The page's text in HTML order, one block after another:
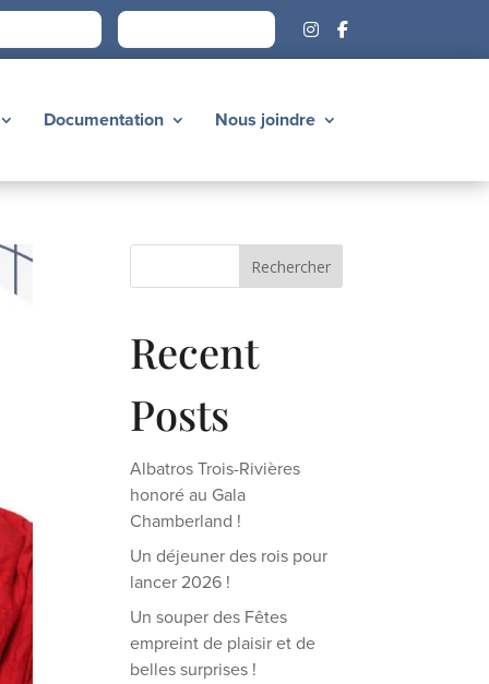
Documentation Nous joindre
Rechercher
Recent
Posts
Albatros Trois-Rivières
honoré au Gala
Chamberland !
Un déjeuner des rois pour
lancer 2026 !
Un souper des Fêtes
empreint de plaisir et de
belles surprises !